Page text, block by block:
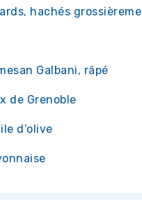
hachés
Galbani, râpé
de Grenoble
d’olive